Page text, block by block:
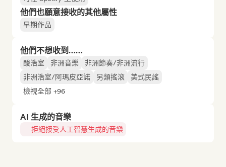
他們也願意接收的其他屬性
早期作品
他們不想收到……
酸浩室 非洲音樂
非洲節奏/非洲流行
非洲浩室/阿瑪皮亞諾
另類搖滾
美式民謠
檢視全部 +96
AI 生成的音樂
拒絕接受人工智慧生成的音樂